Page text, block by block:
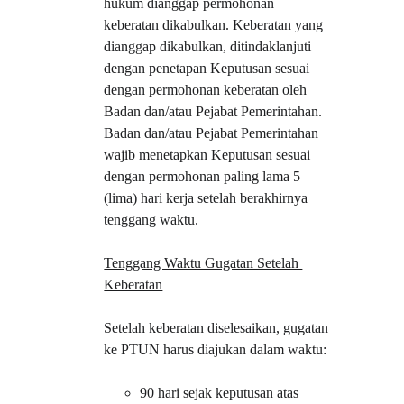
hukum dianggap permohonan
keberatan dikabulkan. Keberatan yang
dianggap dikabulkan, ditindaklanjuti
dengan penetapan Keputusan sesuai
dengan permohonan keberatan oleh
Badan dan/atau Pejabat Pemerintahan.
Badan dan/atau Pejabat Pemerintahan
wajib menetapkan Keputusan sesuai
dengan permohonan paling lama 5
(lima) hari kerja setelah berakhirnya
tenggang waktu.
Tenggang Waktu Gugatan Setelah
Keberatan
Setelah keberatan diselesaikan, gugatan
ke PTUN harus diajukan dalam waktu:
90 hari sejak keputusan atas